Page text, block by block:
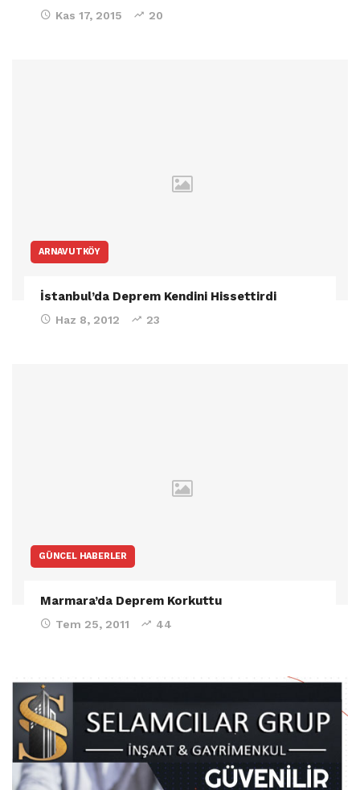
Kas 17, 2015 20
ARNAVUTKÖY
İstanbul’da Deprem Kendini Hissettirdi
Haz 8, 2012 23
GÜNCEL HABERLER
Marmara’da Deprem Korkuttu
Tem 25, 2011 44